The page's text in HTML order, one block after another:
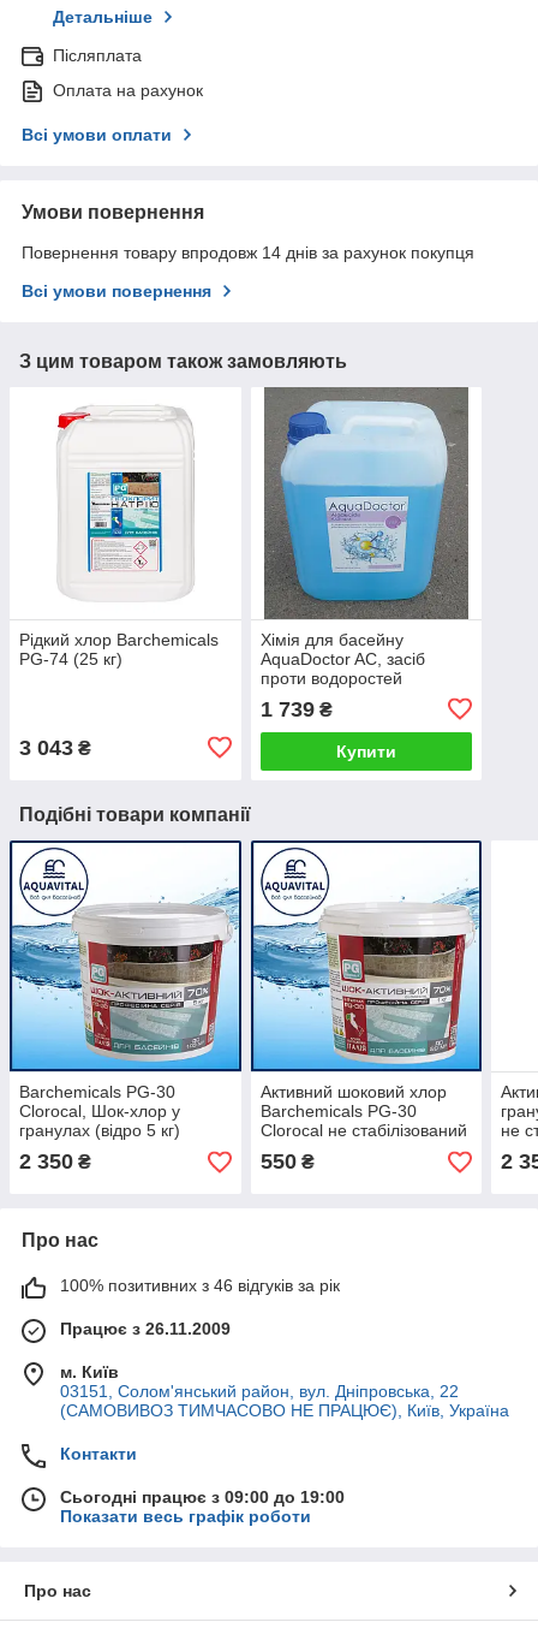
Детальніше
Післяплата
Оплата на рахунок
Всі умови оплати
Умови повернення
Повернення товару впродовж 14 днів за рахунок покупця
Всі умови повернення
З цим товаром також замовляють
Рідкий хлор Barchemicals
PG-74 (25 кг)
3 043 ₴
Хімія для басейну
AquaDoctor AC, засіб
проти водоростей
1 739₴
Купити
Подібні товари компанії
Barchemicals PG-30
Clorocal, Шок-хлор у
гранулах (відро 5 кг)
2 350 ₴
Активний шоковий хлор
Barchemicals PG-30
Clorocal не стабілізований
(1 кг)
550₴
не
2
Про нас
100% позитивних з 46 відгуків за рік
Працює з 26.11.2009
м. Київ
03151, Солом'янський район, вул. Дніпровська, 22
(САМОВИВОЗ ТИМЧАСОВО НЕ ПРАЦЮЄ), Київ, Україна
Контакти
Сьогодні працює з 09:00 до 19:00
Показати весь графік роботи
Про нас